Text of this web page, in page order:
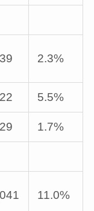
2.3%
5.5%
1.7%
11.0%